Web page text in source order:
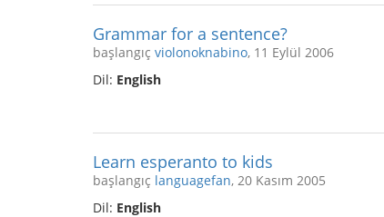
Grammar for a sentence?
başlangıç violonoknabino, 11 Eylül 2006
Dil: English
Learn esperanto to kids
başlangıç languagefan, 20 Kasım 2005
Dil: English